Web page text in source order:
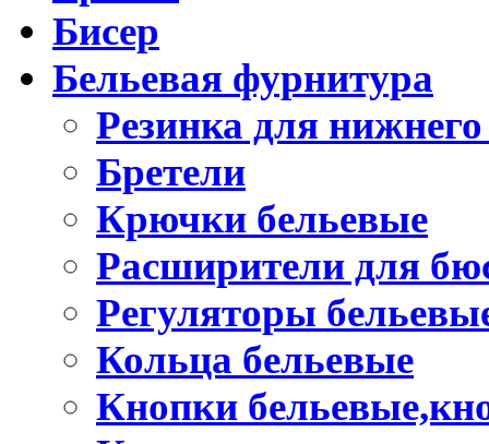
Бисер
Бельевая фурнитура
Резинка для
Бретели
Крючки бельевые
Расширители для
Регуляторы
Кольца бельевые
Кнопки